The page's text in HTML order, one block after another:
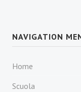
NAVIGATION
Home
Scuola